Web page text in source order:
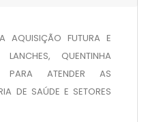
AQUISIÇÃO FUTURA E
QUENTINHA
PARA ATENDER AS
DE SAÚDE E SETORES